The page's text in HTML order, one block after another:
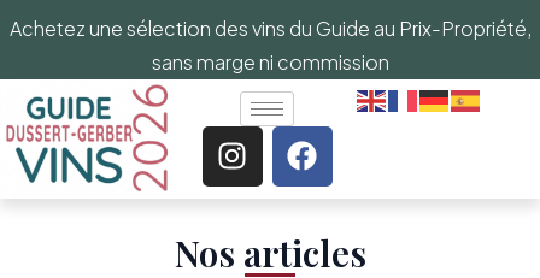
Achetez une sélection des vins du Guide au Prix-Propriété,
sans marge ni commission
Nos articles​